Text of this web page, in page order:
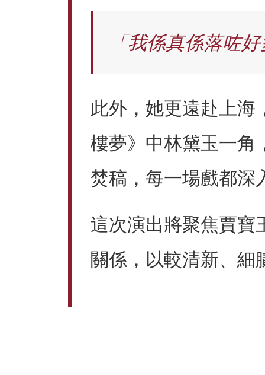
「我係真係落咗
此外，她更遠赴上海
樓夢》中林黛玉一角
焚稿，每一場戲都深
這次演出將聚焦賈寶
關係，以較清新、細